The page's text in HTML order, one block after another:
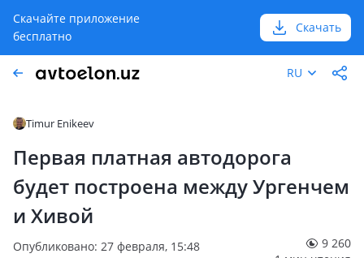
Скачайте приложение
бесплатно
Скачать
RU
Timur Enikeev
Первая платная автодорога
будет построена между Ургенчем
и Хивой
Опубликовано: 27 февраля, 15:48
9 260